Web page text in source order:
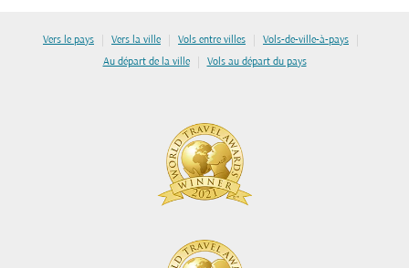
Vers le pays | Vers la ville | Vols entre villes | Vols-de-ville-à-pays |
Au départ de la ville | Vols au départ du pays